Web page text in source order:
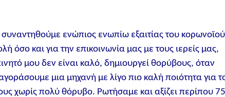
ενώπιος ενωπίω εξαιτίας του
όσο και για την επικοινωνία μας με τους ιερείς μας,
μου δεν είναι καλό, δημιουργεί θορύβους, όταν
μια μηχανή με λίγο πιο καλή ποιότητα για
χωρίς πολύ θόρυβο. Ρωτήσαμε και αξίζει περίπου